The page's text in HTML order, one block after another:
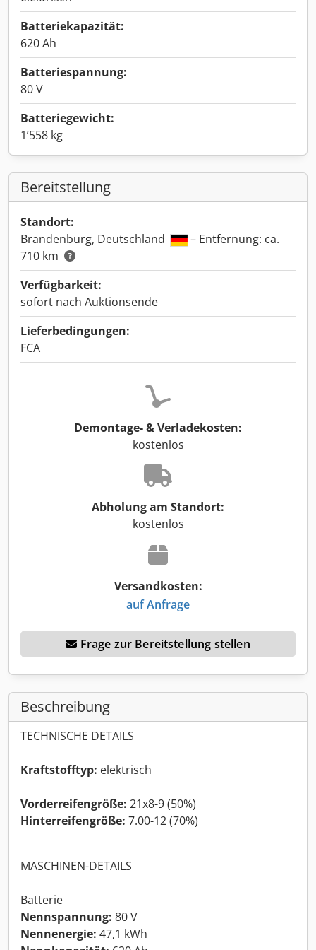
Batteriekapazität:
620 Ah
Batteriespannung:
80 V
Batteriegewicht:
1’558 kg
Bereitstellung
Standort:
Brandenburg, Deutschland
– Entfernung: ca.
710 km
Verfügbarkeit:
sofort nach Auktionsende
Lieferbedingungen:
FCA
Demontage- & Verladekosten:
kostenlos
Abholung am Standort:
kostenlos
Versandkosten:
auf Anfrage
Frage zur Bereitstellung stellen
Beschreibung
TECHNISCHE DETAILS
Kraftstofftyp: elektrisch
Vorderreifengröße: 21x8-9 (50%)
Hinterreifengröße: 7.00-12 (70%)
MASCHINEN-DETAILS
Batterie
Nennspannung: 80 V
Nennenergie: 47,1 kWh